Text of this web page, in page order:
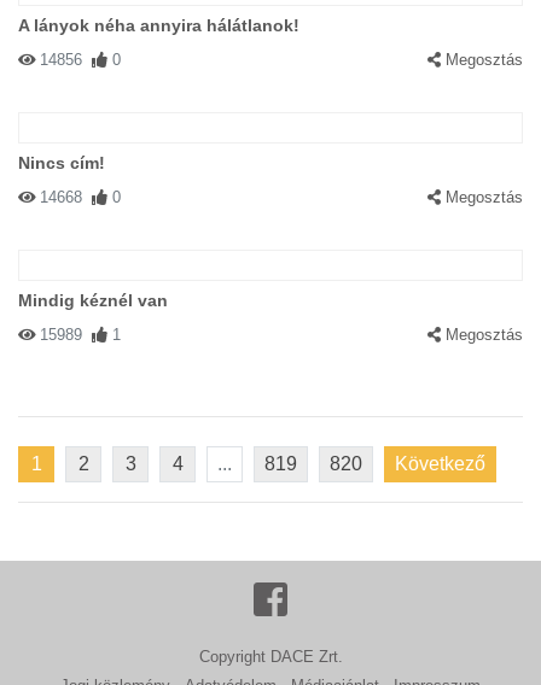
A lányok néha annyira hálátlanok!
14856 0 Megosztás
Nincs cím!
14668 0 Megosztás
Mindig kéznél van
15989 1 Megosztás
1 2 3 4 ... 819 820 Következő
Copyright DACE Zrt.